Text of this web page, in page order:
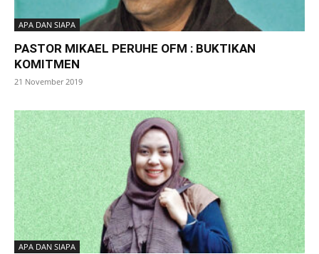
APA DAN SIAPA
PASTOR MIKAEL PERUHE OFM : BUKTIKAN
KOMITMEN
21 November 2019
APA DAN SIAPA